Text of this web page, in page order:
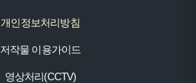
개인정보처리방침
저작물 이용가이드
영상처리(CCTV)